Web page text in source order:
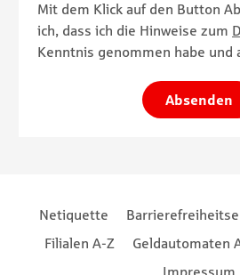
Mit dem Klick auf den Button
ich, dass ich die Hinweise zum
Kenntnis genommen habe und
Absenden
Footernavigation
Netiquette
Filialen A-Z
Geldautomaten
Impressum